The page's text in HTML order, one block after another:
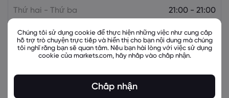
Thứ hai - Thứ ba 21:00 - 21:00
Thứ ba - Thứ tư 21:00 - 21:00
Thứ tư - Thứ năm 21:00 - 21:00
Chúng tôi sử dụng cookie để thực hiện những việc như cung cấp
hỗ trợ trò chuyện trực tiếp và hiển thị cho bạn nội dung mà chúng
tôi nghĩ rằng bạn sẽ quan tâm. Nếu bạn hài lòng với việc sử dụng
cookie của markets.com, hãy nhấp vào chấp nhận.
Chấp nhận